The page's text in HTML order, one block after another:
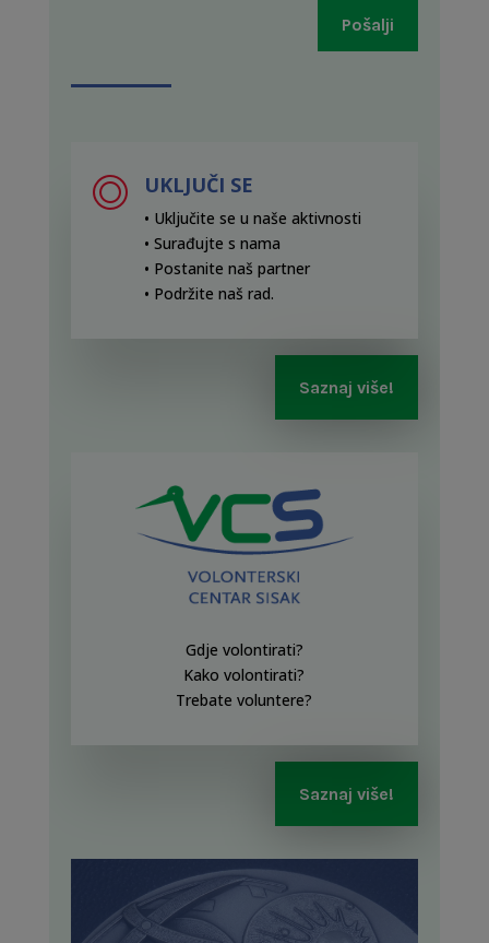
Pošalji
UKLJUČI SE
• Uključite se u naše aktivnosti
• Surađujte s nama
• Postanite naš partner
• Podržite naš rad.
Saznaj više!
Gdje volontirati?
Kako volontirati?
Trebate voluntere?
Saznaj više!